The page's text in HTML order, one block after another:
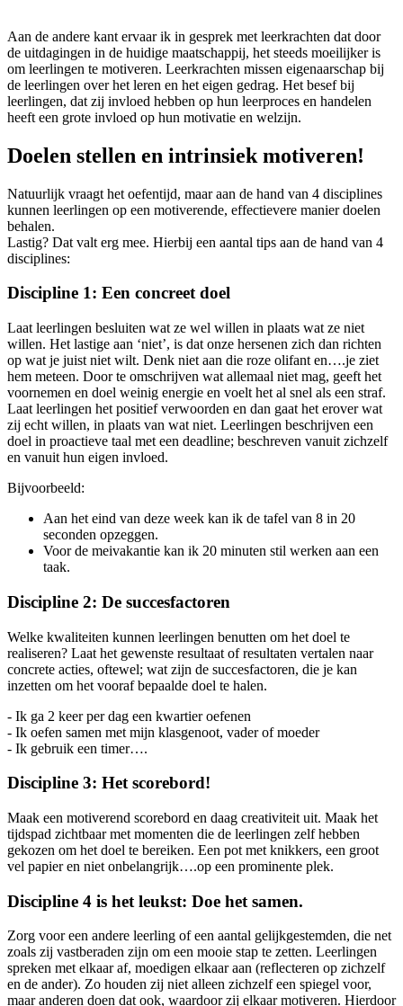
Aan de andere kant ervaar ik in gesprek met leerkrachten dat door
de uitdagingen in de huidige maatschappij, het steeds moeilijker is
om leerlingen te motiveren. Leerkrachten missen eigenaarschap bij
de leerlingen over het leren en het eigen gedrag. Het besef bij
leerlingen, dat zij invloed hebben op hun leerproces en handelen
heeft een grote invloed op hun motivatie en welzijn.
Doelen stellen en intrinsiek motiveren!
Natuurlijk vraagt het oefentijd, maar aan de hand van 4 disciplines
kunnen leerlingen op een motiverende, effectievere manier doelen
behalen.
Lastig? Dat valt erg mee. Hierbij een aantal tips aan de hand van 4
disciplines:
Discipline 1: Een concreet doel
Laat leerlingen besluiten wat ze wel willen in plaats wat ze niet
willen. Het lastige aan ‘niet’, is dat onze hersenen zich dan richten
op wat je juist niet wilt. Denk niet aan die roze olifant en….je ziet
hem meteen. Door te omschrijven wat allemaal niet mag, geeft het
voornemen en doel weinig energie en voelt het al snel als een straf.
Laat leerlingen het positief verwoorden en dan gaat het erover wat
zij echt willen, in plaats van wat niet. Leerlingen beschrijven een
doel in proactieve taal met een deadline; beschreven vanuit zichzelf
en vanuit hun eigen invloed.
Bijvoorbeeld:
Aan het eind van deze week kan ik de tafel van 8 in 20
seconden opzeggen.
Voor de meivakantie kan ik 20 minuten stil werken aan een
taak.
Discipline 2: De succesfactoren
Welke kwaliteiten kunnen leerlingen benutten om het doel te
realiseren? Laat het gewenste resultaat of resultaten vertalen naar
concrete acties, oftewel; wat zijn de succesfactoren, die je kan
inzetten om het vooraf bepaalde doel te halen.
- Ik ga 2 keer per dag een kwartier oefenen
- Ik oefen samen met mijn klasgenoot, vader of moeder
- Ik gebruik een timer….
Discipline 3: Het scorebord!
Maak een motiverend scorebord en daag creativiteit uit. Maak het
tijdspad zichtbaar met momenten die de leerlingen zelf hebben
gekozen om het doel te bereiken. Een pot met knikkers, een groot
vel papier en niet onbelangrijk….op een prominente plek.
Discipline 4 is het leukst: Doe het samen.
Zorg voor een andere leerling of een aantal gelijkgestemden, die net
zoals zij vastberaden zijn om een mooie stap te zetten. Leerlingen
spreken met elkaar af, moedigen elkaar aan (reflecteren op zichzelf
en de ander). Zo houden zij niet alleen zichzelf een spiegel voor,
maar anderen doen dat ook, waardoor zij elkaar motiveren. Hierdoor